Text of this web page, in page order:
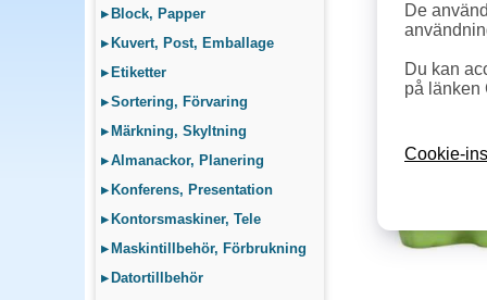
▸ Block, Papper
▸ Kuvert, Post, Emballage
▸ Etiketter
▸Sortering, Förvaring
▸ Märkning, Skyltning
▸Almanackor, Planering
▸ Konferens, Presentation
▸ Kontorsmaskiner, Tele
▸ Maskintillbehör, Förbrukning
▸ Datortillbehör
De
Du kan
på länken
Cookie-